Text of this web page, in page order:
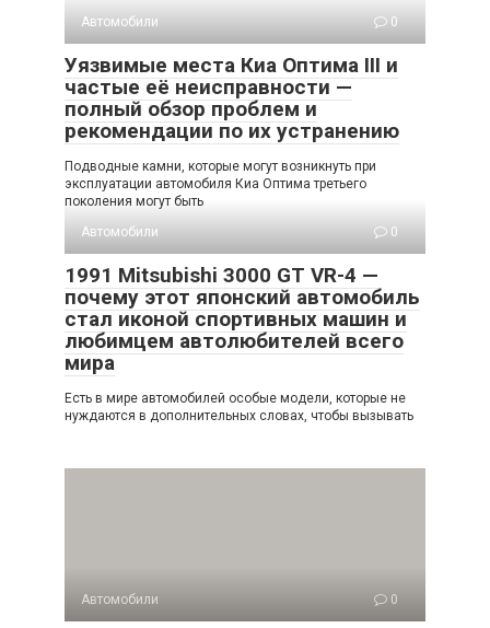
Автомобили
0
Уязвимые места Киа Оптима III и
частые её неисправности —
полный обзор проблем и
рекомендации по их устранению
Подводные камни, которые могут возникнуть при
эксплуатации автомобиля Киа Оптима третьего
поколения могут быть
Автомобили
0
1991 Mitsubishi 3000 GT VR-4 —
почему этот японский автомобиль
стал иконой спортивных машин и
любимцем автолюбителей всего
мира
Есть в мире автомобилей особые модели, которые не
нуждаются в дополнительных словах, чтобы вызывать
Автомобили 0